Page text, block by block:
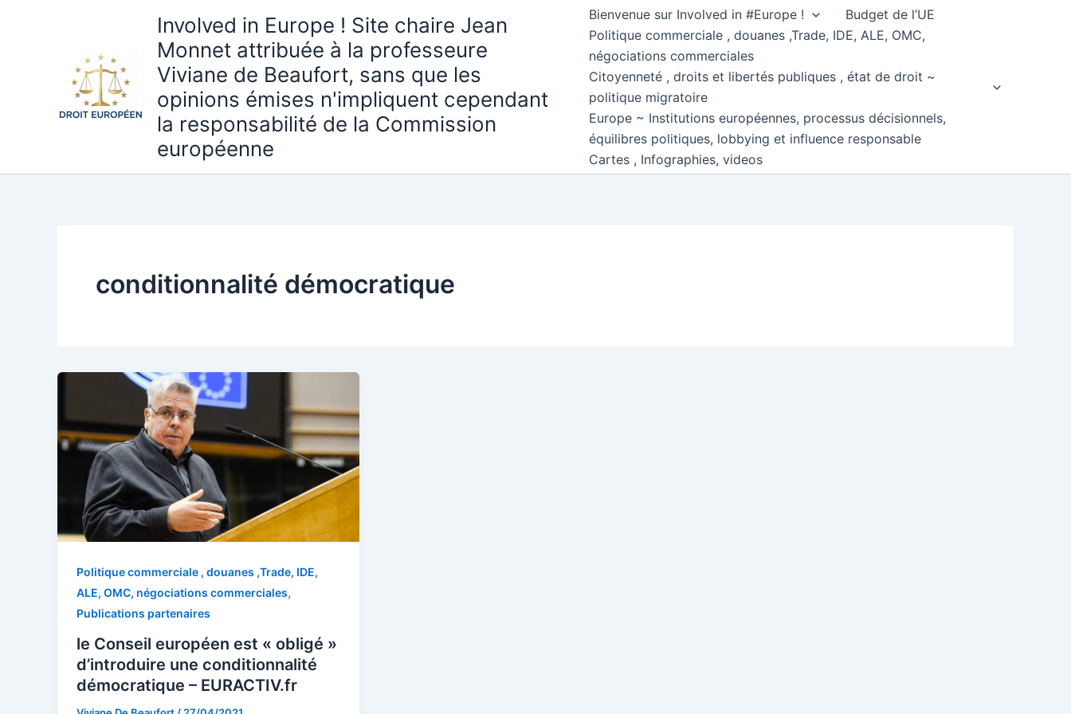
Involved in Europe ! Site chaire Jean
Monnet attribuée à la professeure
Viviane de Beaufort, sans que les
opinions émises n'impliquent cependant
la responsabilité de la Commission
européenne
Bienvenue sur Involved in #Europe !
Budget de l’UE
Politique commerciale , douanes ,Trade, IDE, ALE, OMC,
négociations commerciales
Citoyenneté , droits et libertés publiques , état de droit ~
politique migratoire
Europe ~ Institutions européennes, processus décisionnels,
équilibres politiques, lobbying et influence responsable
Cartes , Infographies, videos
conditionnalité démocratique
Politique commerciale , douanes ,Trade, IDE,
ALE, OMC, négociations commerciales,
Publications partenaires
le Conseil européen est « obligé »
d’introduire une conditionnalité
démocratique – EURACTIV.fr